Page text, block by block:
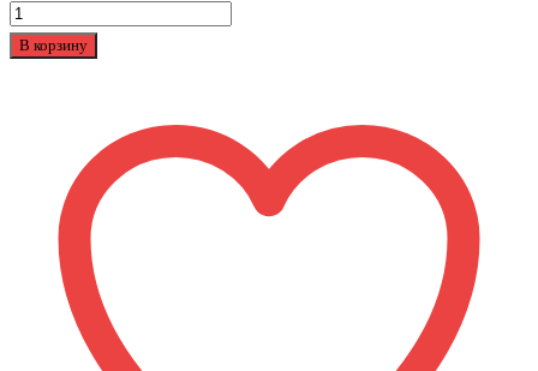
Количество
товара
В корзину